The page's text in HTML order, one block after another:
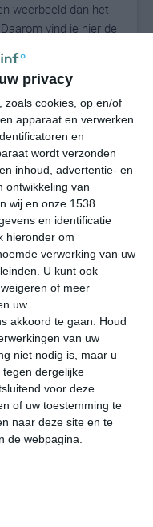
privacy
zoals cookies, op en/of
apparaat en verwerken
en
wordt verzonden
inhoud, advertentie- en
ontwikkeling van
wij en onze 1538
en identificatie
hieronder om
verwerking van uw
U kunt ook
of meer
uw
akkoord te gaan.
Houd
van uw
niet nodig is, maar u
dergelijke
voor deze
of uw toestemming te
naar deze site en te
de webpagina.
weerbeeld dan het
vind je hier de
Ittlingen.
18°
di
31° 18°
15:00 18:00
15:00 18:00